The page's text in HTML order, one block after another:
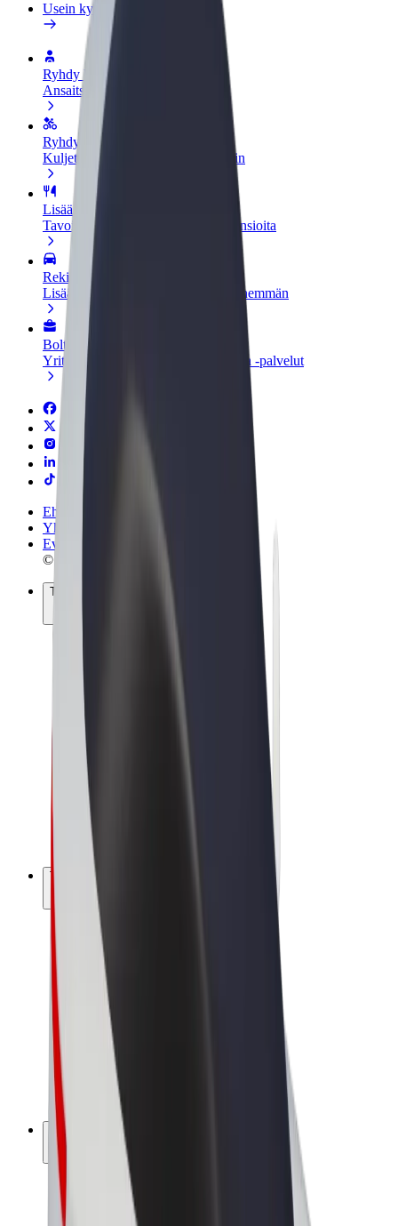
Usein kysytyt kysymykset
Ryhdy kuljettajaksi
Ansaitse omilla ehdoillasi
Ryhdy ruokalähetiksi
Kuljeta ruokaa ja ansaitse viikoittain
Lisää ravintola tai kauppa
Tavoita lisää asiakkaita ja kasvata ansioita
Rekisteröidy fleet-omistajaksi
Lisää autokantasi Boltiin ja tienaa enemmän
Bolt for Business
Yrityksellesi skaalatut Bolt-tuotteet ja -palvelut
Ehdot
Yksityisyys
Evästeet
© 2026 Bolt Technology OÜ
Tuotteet
Sähköpotkulaudat
Bolt-kauppa
Bolt Food
Bolt Drive
Bolt for Business
Sähköpyörät
Bolt Plus
Tienaa Boltilla
Kuljettajat
Kuljettajan ansiot
Ruokalähetit
Lähetin ansiot
Bolt Food -kauppiaat
Fleeteille
Franchiset
Yritys
Työpaikat
Lisätietoja Boltista